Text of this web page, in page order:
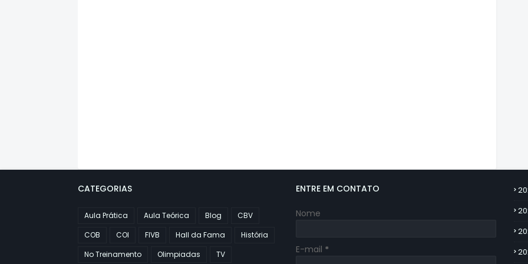
CATEGORIAS
Aula Prática Aula Teórica Blog
CBV
COB
COI FIVB Hall da Fama
História
No Treinamento
Olimpiadas TV
ENTRE EM CONTATO
Nome
E-mail *